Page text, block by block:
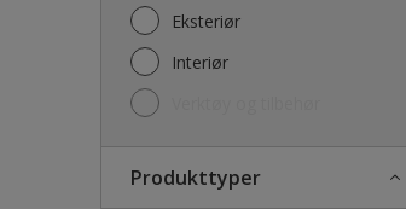
Eksteriør
Interiør
Produkttyper